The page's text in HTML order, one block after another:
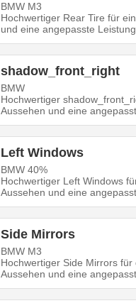
BMW M3
Hochwertiger Rear Tire für
und eine angepasste
shadow_front_right
BMW
Hochwertiger
Aussehen und eine
Left Windows
BMW 40%
Hochwertiger Left Windows
Aussehen und eine
Side Mirrors
BMW M3
Hochwertiger Side Mirrors für
Aussehen und eine